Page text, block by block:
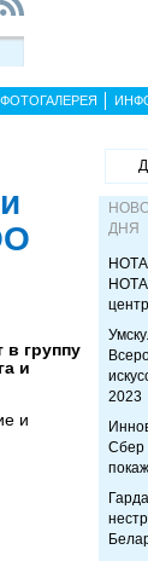
ФОТОГАЛЕРЕЯ
группу
и
и
ДНЯ
НОТА
центр
2023
Сбер